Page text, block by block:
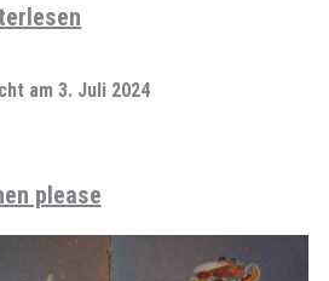
am 3. Juli 2024
please